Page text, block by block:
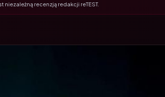
recenzją redakcji reTEST.